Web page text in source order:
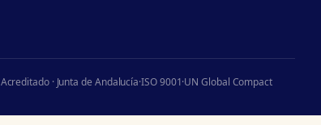
Acreditado · Junta de Andalucía·ISO 9001·UN Global Compact